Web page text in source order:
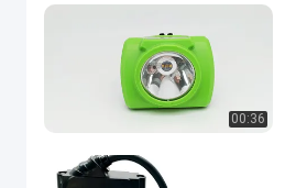
00:36